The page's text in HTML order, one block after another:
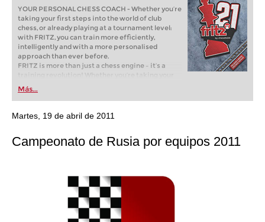
YOUR PERSONAL CHESS COACH - Whether you’re
taking your first steps into the world of club
chess, or already playing at a tournament level:
with FRITZ, you can train more efficiently,
intelligently and with a more personalised
approach than ever before.
FRITZ is more than just a chess engine – it’s a
training revolution! Whether you’re taking your
first steps into the world of club chess, or already
playing at a tournament level: with FRITZ, you can
train more efficiently, intelligently and with a
more personalised approach than ever before.
Más...
Martes, 19 de abril de 2011
Campeonato de Rusia por equipos 2011